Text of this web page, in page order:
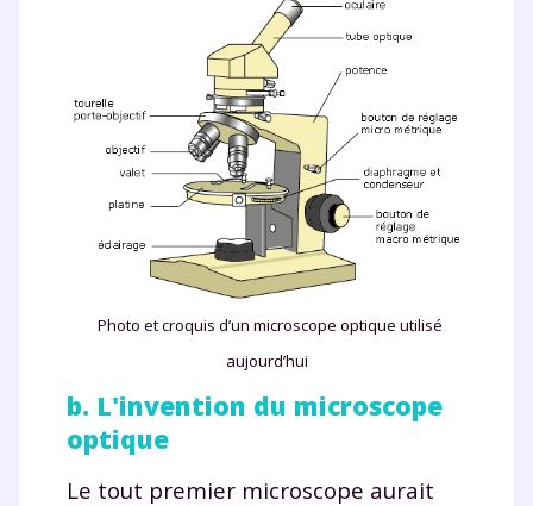
Photo et croquis d’un microscope optique utilisé
aujourd’hui
b. L'invention du microscope
optique
Le tout premier microscope aurait